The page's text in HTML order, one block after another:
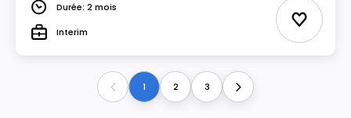
DuréeDurée: 2 mois
TypeInterim Ajouter
Previous1 2 3 Next